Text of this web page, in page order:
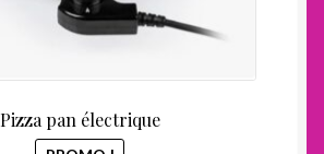
Pizza pan électrique